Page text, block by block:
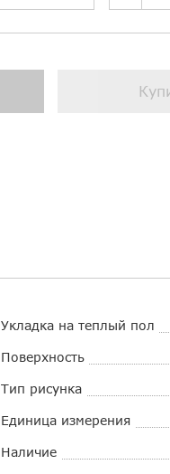
Укладка на теплый пол
Поверхность
Тип рисунка
Единица измерения
Наличие